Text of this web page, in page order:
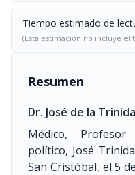
Tiempo estimado de
(Esta estimación no incluye el
Resumen
Dr. José de la
Médico,
político, José
San Cristóbal, el 5